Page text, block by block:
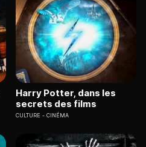
Harry Potter, dans les
secrets des films
CULTURE CINÉMA